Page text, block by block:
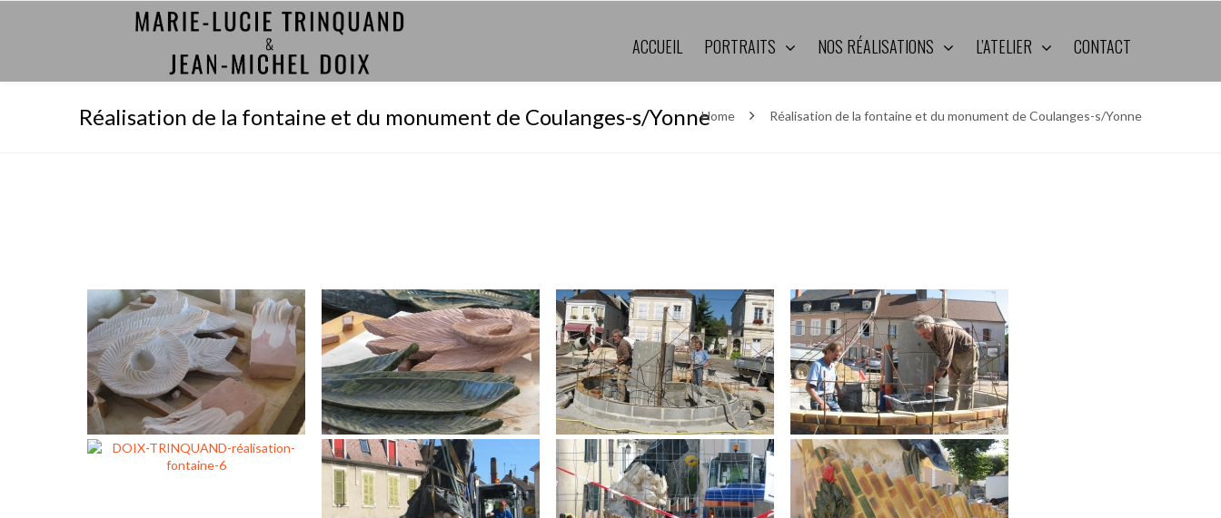
ACCUEIL PORTRAITS NOS RÉALISATIONS L’ATELIER CONTACT
Réalisation de la fontaine et du monument de Coulanges-s/YonneHome Réalisation de la fontaine et du monument de Coulanges-s/Yonne